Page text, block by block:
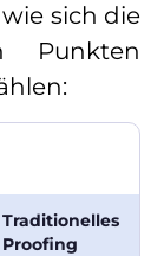
sich die
Punkten
Traditionelles
Proofing